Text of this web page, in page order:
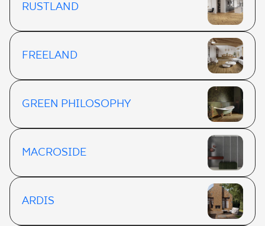
RUSTLAND
FREELAND
GREEN PHILOSOPHY
MACROSIDE
ARDIS